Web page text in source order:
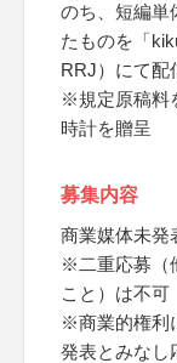
のち、短編単
たものを「
RRJ）にて配
※規定原稿料
時計を贈呈
募集内容
商業媒体未発
※二重応募（
こと）は不可
※商業的権利
発表とみなし